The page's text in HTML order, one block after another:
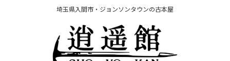
埼玉県入間市・ジョンソンタウンの古本屋